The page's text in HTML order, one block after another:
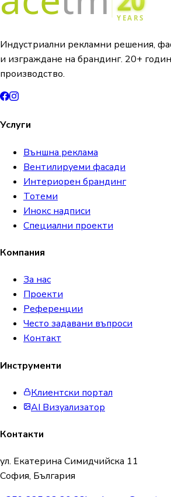
Индустриални рекламни решения,
и изграждане на брандинг. 20+
производство.
Услуги
Външна реклама
Вентилируеми фасади
Интериорен брандинг
Тотеми
Инокс надписи
Специални проекти
Компания
За нас
Проекти
Референции
Често задавани въпроси
Контакт
Инструменти
Клиентски портал
AI Визуализатор
Контакти
ул. Екатерина Симидчийска 11
София, България